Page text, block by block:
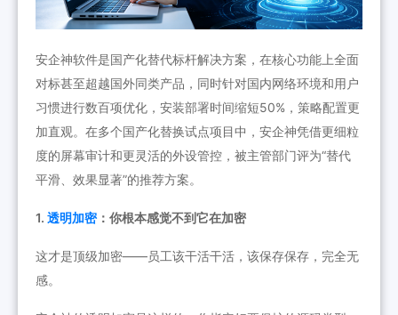
安企神软件是国产化替代标杆解决方案，在核心功能上全面
对标甚至超越国外同类产品，同时针对国内网络环境和用户
习惯进行数百项优化，安装部署时间缩短50%，策略配置更
加直观。在多个国产化替换试点项目中，安企神凭借更细粒
度的屏幕审计和更灵活的外设管控，被主管部门评为“替代
平滑、效果显著”的推荐方案。
1. 透明加密：你根本感觉不到它在加密
这才是顶级加密——员工该干活干活，该保存保存，完全无
感。